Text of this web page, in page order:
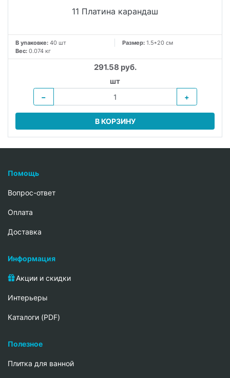
11 Платина карандаш
В упаковке: 40 шт Размер: 1.5*20 см
Вес: 0.074 кг
291.58 руб.
шт
−
+
В КОРЗИНУ
Помощь
Вопрос-ответ
Oплата
Доставка
Информация
Акции и скидки
Интерьеры
Каталоги (PDF)
Полезное
Плитка для ванной